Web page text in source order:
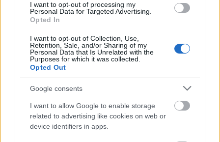
I want to opt-out of processing my
Personal Data for Targeted Advertising.
Opted In
I want to opt-out of Collection, Use,
Retention, Sale, and/or Sharing of my
Personal Data that Is Unrelated with the
Purposes for which it was collected.
Opted Out
Google consents
I want to allow Google to enable storage
related to advertising like cookies on web or
device identifiers in apps.
Les også:Kan få enorme konsekvenser
Julia Simon risikerer enorme konsekvenser . Foto: Nordic
Focus
Dette er saken
Den franske skiskytterstjernen Julia Simon tilstår
å ha misbrukt kredittkortet til landslagskollega
Justine Braisaz-Bouchet og en annen person i